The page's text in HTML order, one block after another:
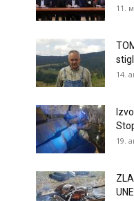
11.
14.
19.